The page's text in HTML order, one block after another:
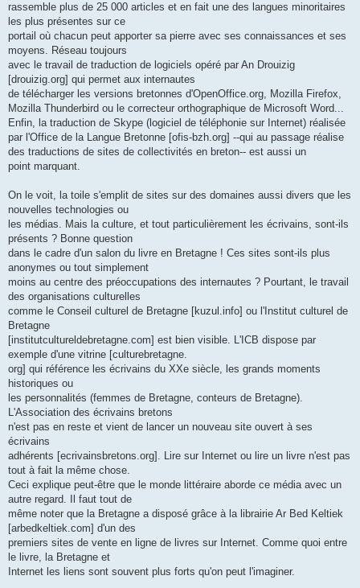
rassemble plus de 25 000 articles et en fait une des langues minoritaires
les plus présentes sur ce
portail où chacun peut apporter sa pierre avec ses connaissances et ses
moyens. Réseau toujours
avec le travail de traduction de logiciels opéré par An Drouizig
[drouizig.org] qui permet aux internautes
de télécharger les versions bretonnes d'OpenOffice.org, Mozilla Firefox,
Mozilla Thunderbird ou le correcteur orthographique de Microsoft Word...
Enfin, la traduction de Skype (logiciel de téléphonie sur Internet) réalisée
par l'Office de la Langue Bretonne [ofis-bzh.org] --qui au passage réalise
des traductions de sites de collectivités en breton-- est aussi un
point marquant.
On le voit, la toile s'emplit de sites sur des domaines aussi divers que les
nouvelles technologies ou
les médias. Mais la culture, et tout particulièrement les écrivains, sont-ils
présents ? Bonne question
dans le cadre d'un salon du livre en Bretagne ! Ces sites sont-ils plus
anonymes ou tout simplement
moins au centre des préoccupations des internautes ? Pourtant, le travail
des organisations culturelles
comme le Conseil culturel de Bretagne [kuzul.info] ou l'Institut culturel de
Bretagne
[institutcultureldebretagne.com] est bien visible. L'ICB dispose par
exemple d'une vitrine [culturebretagne.
org] qui référence les écrivains du XXe siècle, les grands moments
historiques ou
les personnalités (femmes de Bretagne, conteurs de Bretagne).
L'Association des écrivains bretons
n'est pas en reste et vient de lancer un nouveau site ouvert à ses
écrivains
adhérents [ecrivainsbretons.org]. Lire sur Internet ou lire un livre n'est pas
tout à fait la même chose.
Ceci explique peut-être que le monde littéraire aborde ce média avec un
autre regard. Il faut tout de
même noter que la Bretagne a disposé grâce à la librairie Ar Bed Keltiek
[arbedkeltiek.com] d'un des
premiers sites de vente en ligne de livres sur Internet. Comme quoi entre
le livre, la Bretagne et
Internet les liens sont souvent plus forts qu'on peut l'imaginer.